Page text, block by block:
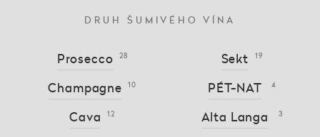
DRUH ŠUMIVÉHO VÍNA
Prosecco 28
Champagne 10
Cava 12
Sekt 19
PÉT-NAT 4
Alta Langa 3